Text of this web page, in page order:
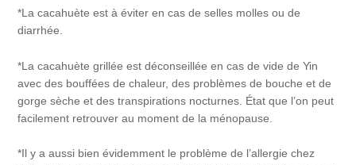
*La cacahuète est à éviter en cas de selles molles ou de
diarrhée.
*La cacahuète grillée est déconseillée en cas de vide de Yin
avec des bouffées de chaleur, des problèmes de bouche et de
gorge sèche et des transpirations nocturnes. État que l’on peut
facilement retrouver au moment de la ménopause.
*Il y a aussi bien évidemment le problème de l’allergie chez